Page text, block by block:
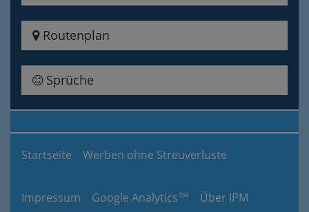
Routenplan
Sprüche
Startseite Werben ohne Streuverluste
Impressum Google Analytics™ Über IPM